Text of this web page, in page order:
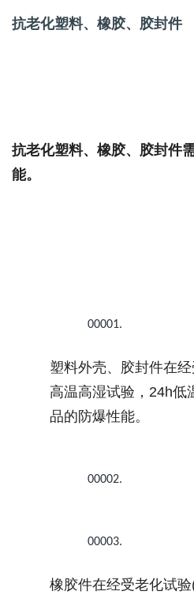
抗老化塑料、橡胶、胶封件
抗老化塑料、橡胶、胶封件
能。
00001.
塑料外壳、胶封件在
高温高湿试验， 24h低
品的防爆性能。
00002.
00003.
橡胶件在经受老化试验